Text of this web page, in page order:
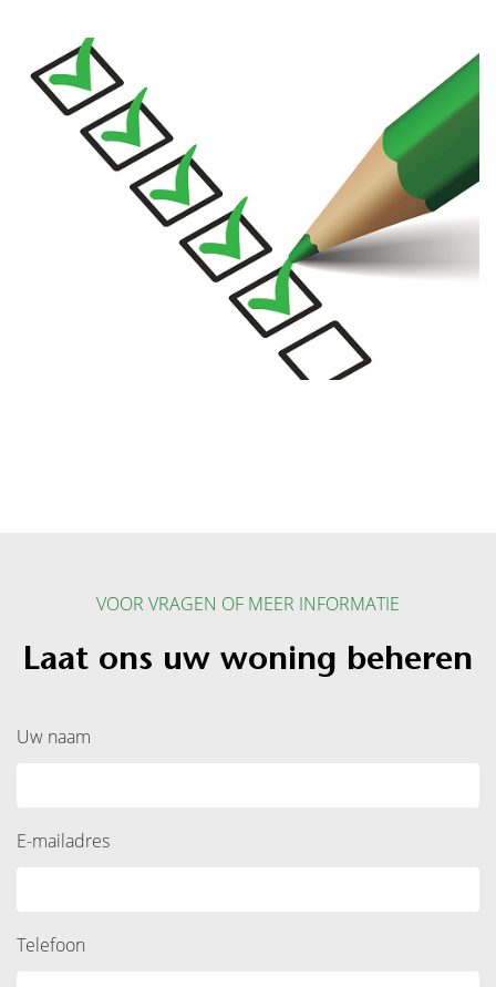
VOOR VRAGEN OF MEER INFORMATIE
Laat ons uw woning beheren
Uw naam
E-mailadres
Telefoon